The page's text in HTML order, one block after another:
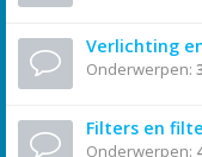
Verlichting
Onderwerpen:
Filters en
Onderwerpen: